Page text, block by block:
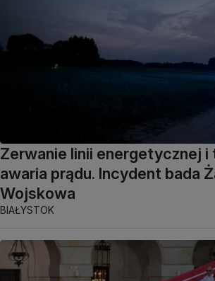
Zerwanie linii energetycznej
awaria prądu. Incydent bada
Wojskowa
BIAŁYSTOK